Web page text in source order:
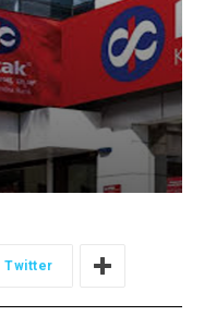
Twitter